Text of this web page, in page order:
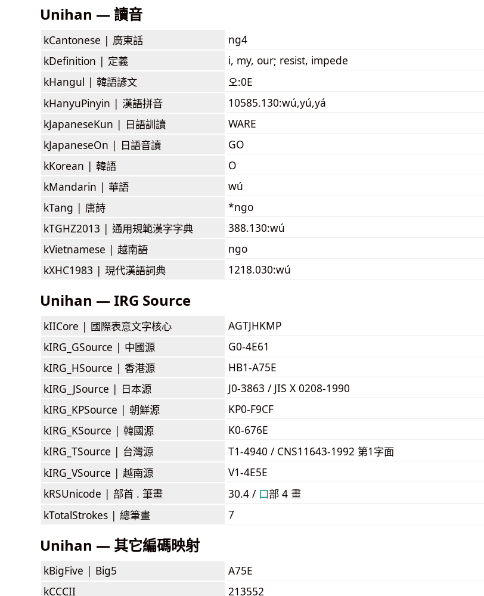
Unihan — 讀音
kCantonese | 廣東話
ng4
kDefinition | 定義
i, my, our; resist, impede
kHangul | 韓語諺文
오:0E
kHanyuPinyin | 漢語拼音
10585.130:wú,yú,yá
kJapaneseKun | 日語訓讀
WARE
kJapaneseOn | 日語音讀
GO
kKorean | 韓語
O
kMandarin | 華語
wú
kTang | 唐詩
*ngo
kTGHZ2013 | 通用規範漢字字典
388.130:wú
kVietnamese | 越南語
ngo
kXHC1983 | 現代漢語詞典 1218.030:wú
Unihan — IRG Source
kIICore | 國際表意文字核心
AGTJHKMP
kIRG_GSource | 中國源
G0-4E61
kIRG_HSource | 香港源
HB1-A75E
kIRG_JSource | 日本源
J0-3863 / JIS X 0208-1990
kIRG_KPSource | 朝鮮源
KP0-F9CF
kIRG_KSource | 韓國源
K0-676E
kIRG_TSource | 台灣源
T1-4940 / CNS11643-1992 第1字面
kIRG_VSource | 越南源
V1-4E5E
kRSUnicode | 部首 . 筆畫 30.4 / ⼝部 4 畫
kTotalStrokes | 總筆畫 7
Unihan — 其它編碼映射
kBigFive | Big5
A75E
kCCCII
213552